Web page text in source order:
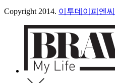
Copyright 2014. 이투데이피엔씨